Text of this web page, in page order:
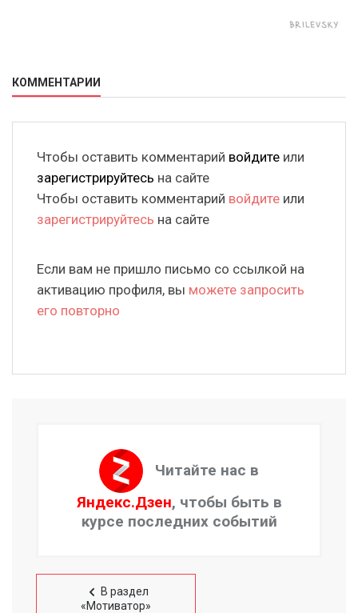
КОММЕНТАРИИ
Чтобы оставить комментарий войдите или
зарегистрируйтесь на сайте
Чтобы оставить комментарий войдите или
зарегистрируйтесь на сайте
Если вам не пришло письмо со ссылкой на
активацию профиля, вы можете запросить
его повторно
Читайте нас в
Яндекс.Дзен, чтобы быть в
курсе последних событий
В раздел
«Мотиватор»